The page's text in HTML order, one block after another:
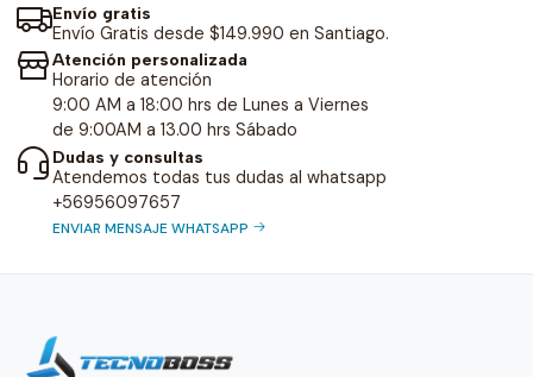
Envío gratis
Envío Gratis desde $149.990 en Santiago.
Atención personalizada
Horario de atención
9:00 AM a 18:00 hrs de Lunes a Viernes
de 9:00AM a 13.00 hrs Sábado
Dudas y consultas
Atendemos todas tus dudas al whatsapp
+56956097657
ENVIAR MENSAJE WHATSAPP